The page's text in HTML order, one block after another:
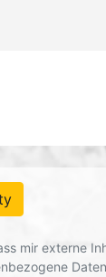
mir externe